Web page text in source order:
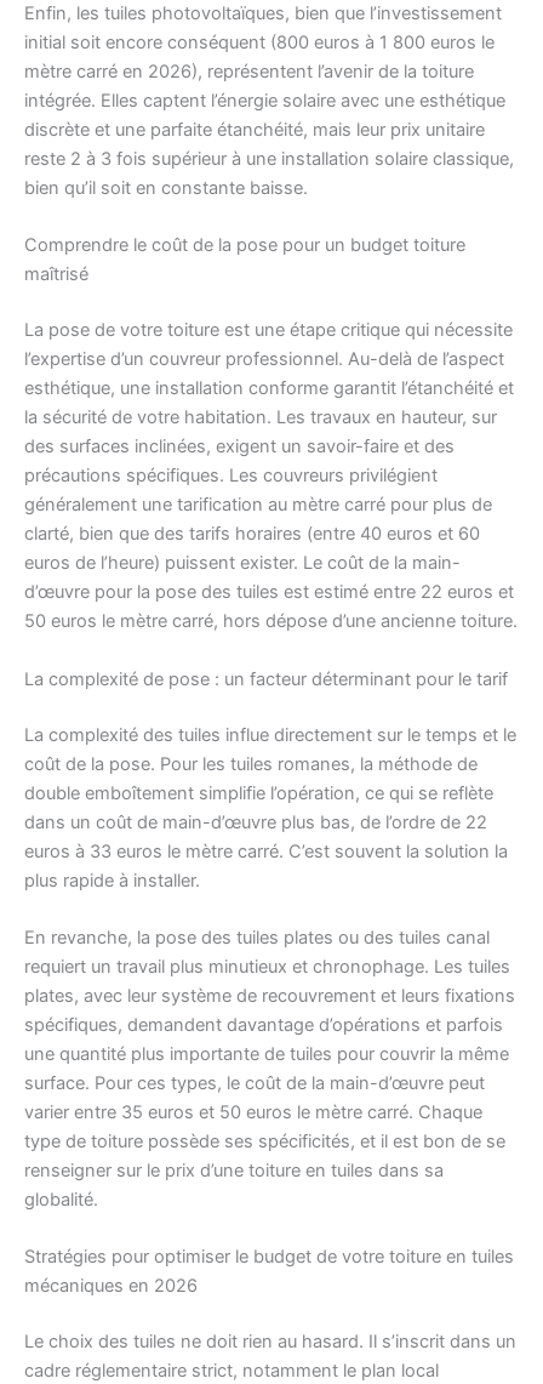
Enfin, les tuiles photovoltaïques, bien que l’investissement
initial soit encore conséquent (800 euros à 1 800 euros le
mètre carré en 2026), représentent l’avenir de la toiture
intégrée. Elles captent l’énergie solaire avec une esthétique
discrète et une parfaite étanchéité, mais leur prix unitaire
reste 2 à 3 fois supérieur à une installation solaire classique,
bien qu’il soit en constante baisse.
Comprendre le coût de la pose pour un budget toiture
maîtrisé
La pose de votre toiture est une étape critique qui nécessite
l’expertise d’un couvreur professionnel. Au-delà de l’aspect
esthétique, une installation conforme garantit l’étanchéité et
la sécurité de votre habitation. Les travaux en hauteur, sur
des surfaces inclinées, exigent un savoir-faire et des
précautions spécifiques. Les couvreurs privilégient
généralement une tarification au mètre carré pour plus de
clarté, bien que des tarifs horaires (entre 40 euros et 60
euros de l’heure) puissent exister. Le coût de la main-
d’œuvre pour la pose des tuiles est estimé entre 22 euros et
50 euros le mètre carré, hors dépose d’une ancienne toiture.
La complexité de pose : un facteur déterminant pour le tarif
La complexité des tuiles influe directement sur le temps et le
coût de la pose. Pour les tuiles romanes, la méthode de
double emboîtement simplifie l’opération, ce qui se reflète
dans un coût de main-d’œuvre plus bas, de l’ordre de 22
euros à 33 euros le mètre carré. C’est souvent la solution la
plus rapide à installer.
En revanche, la pose des tuiles plates ou des tuiles canal
requiert un travail plus minutieux et chronophage. Les tuiles
plates, avec leur système de recouvrement et leurs fixations
spécifiques, demandent davantage d’opérations et parfois
une quantité plus importante de tuiles pour couvrir la même
surface. Pour ces types, le coût de la main-d’œuvre peut
varier entre 35 euros et 50 euros le mètre carré. Chaque
type de toiture possède ses spécificités, et il est bon de se
renseigner sur le prix d’une toiture en tuiles dans sa
globalité.
Stratégies pour optimiser le budget de votre toiture en tuiles
mécaniques en 2026
Le choix des tuiles ne doit rien au hasard. Il s’inscrit dans un
cadre réglementaire strict, notamment le plan local